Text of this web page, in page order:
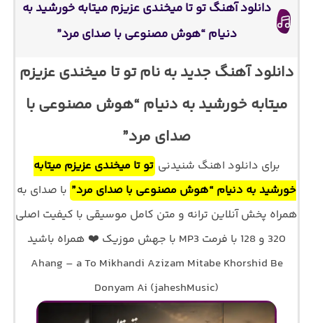
دانلود آهنگ تو تا میخندی عزیزم میتابه خورشید به
دنیام “هوش مصنوعی با صدای مرد”
دانلود آهنگ جدید به نام تو تا میخندی عزیزم
میتابه خورشید به دنیام “هوش مصنوعی با
صدای مرد”
برای دانلود اهنگ شنیدنی تو تا میخندی عزیزم میتابه
خورشید به دنیام “هوش مصنوعی با صدای مرد” با صدای به
همراه پخش آنلاین ترانه و متن کامل موسیقی با کیفیت اصلی
320 و 128 با فرمت MP3 با جهش موزیک ❤️ همراه باشید
Ahang – a To Mikhandi Azizam Mitabe Khorshid Be
Donyam Ai (jaheshMusic)